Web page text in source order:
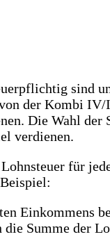
sind
der Kombi
Die Wahl
verdienen.
für
Einkommens
Summe der